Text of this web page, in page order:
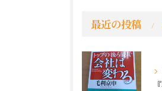
最近の投稿